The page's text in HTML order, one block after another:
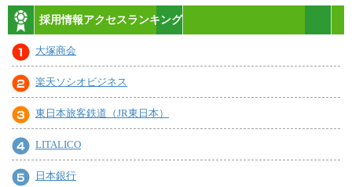
採用情報アクセスランキング
大塚商会
楽天ソシオビジネス
東日本旅客鉄道（JR東日本）
LITALICO
日本銀行